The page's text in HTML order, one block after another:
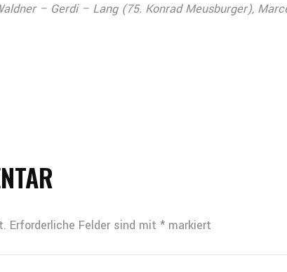
– Gerdi – Lang (75. Konrad Meusburger),
Erforderliche Felder sind mit * markiert